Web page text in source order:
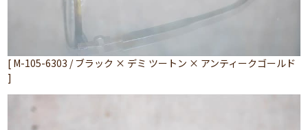
[ M-105-6303 / ブラック × デミ ツートン × アンティークゴールド
]